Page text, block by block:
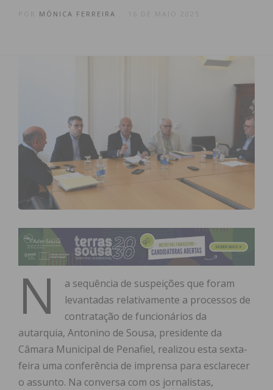
MÓNICA FERREIRA 16 DE MAIO 2025
N
a sequência de suspeições que foram
levantadas relativamente a processos de
contratação de funcionários da
autarquia, Antonino de Sousa, presidente da
Câmara Municipal de Penafiel, realizou esta sexta-
feira uma conferência de imprensa para esclarecer
o assunto. Na conversa com os jornalistas,